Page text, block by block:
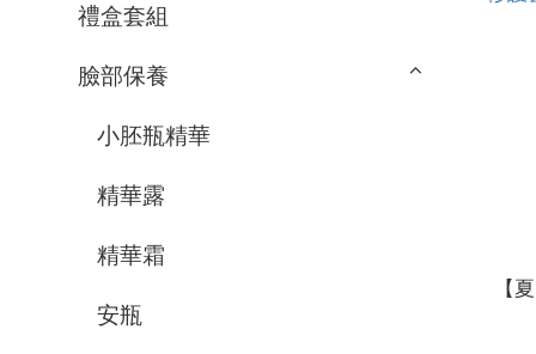
禮盒套組
臉部保養
小胚瓶精華
精華露
精華霜
安瓶
【